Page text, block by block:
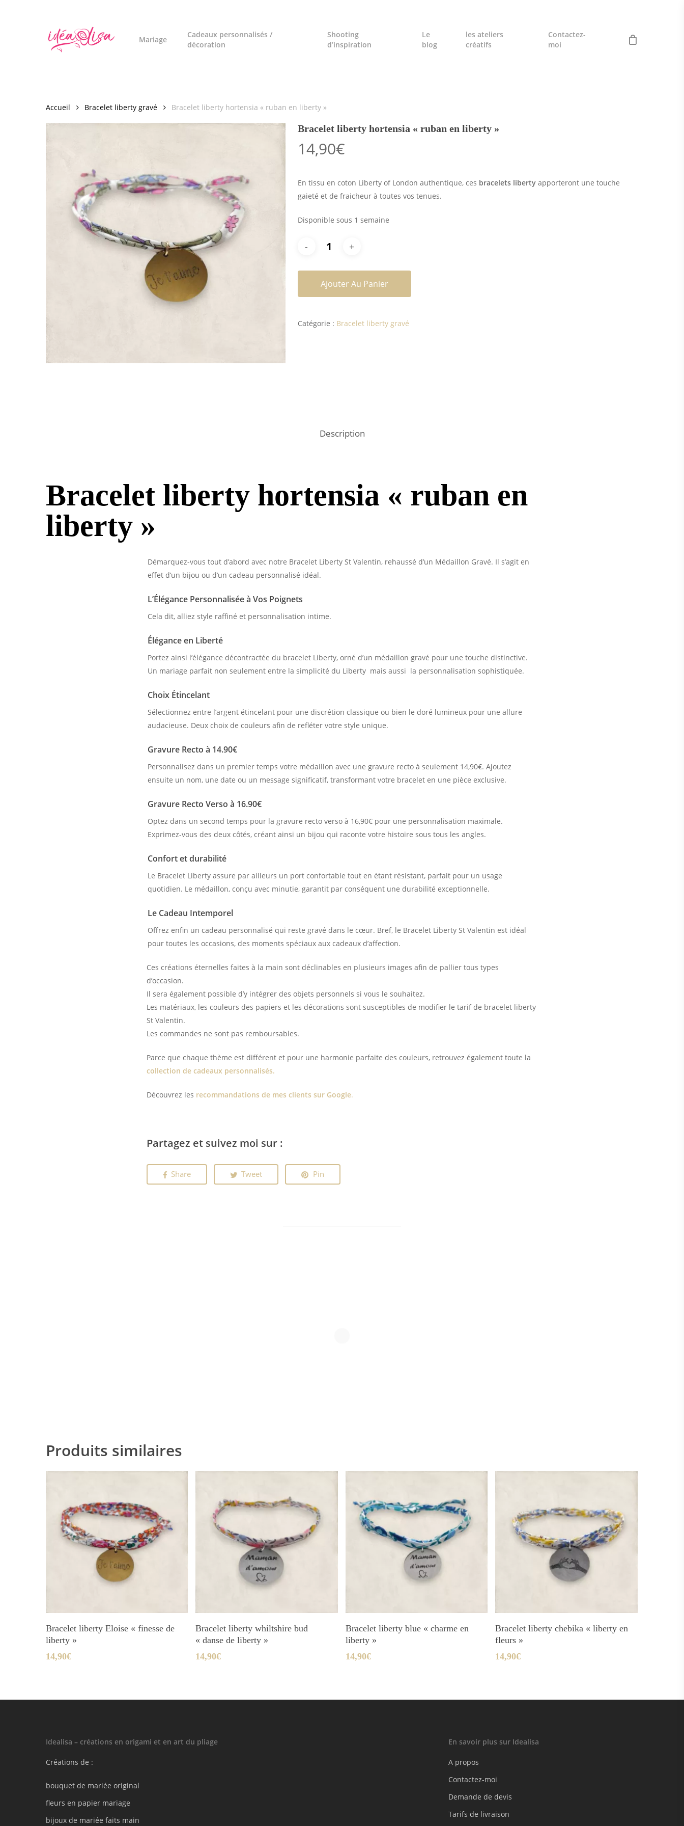
Mariage
Cadeaux personnalisés /
décoration
Shooting
d’inspiration
Le
blog
les ateliers
créatifs
Contactez-
moi
Accueil Bracelet liberty gravé Bracelet liberty hortensia « ruban en liberty »
Bracelet liberty hortensia « ruban en liberty »
14,90€
En tissu en coton Liberty of London authentique, ces bracelets liberty apporteront une touche
gaieté et de fraicheur à toutes vos tenues.
Disponible sous 1 semaine
Ajouter Au Panier
Catégorie : Bracelet liberty gravé
Description
Bracelet liberty hortensia « ruban en
liberty »
Démarquez-vous tout d’abord avec notre Bracelet Liberty St Valentin, rehaussé d’un Médaillon Gravé. Il s’agit en
effet d’un bijou ou d’un cadeau personnalisé idéal.
L’Élégance Personnalisée à Vos Poignets
Cela dit, alliez style raffiné et personnalisation intime.
Élégance en Liberté
Portez ainsi l’élégance décontractée du bracelet Liberty, orné d’un médaillon gravé pour une touche distinctive.
Un mariage parfait non seulement entre la simplicité du Liberty mais aussi la personnalisation sophistiquée.
Choix Étincelant
Sélectionnez entre l’argent étincelant pour une discrétion classique ou bien le doré lumineux pour une allure
audacieuse. Deux choix de couleurs afin de refléter votre style unique.
Gravure Recto à 14.90€
Personnalisez dans un premier temps votre médaillon avec une gravure recto à seulement 14,90€. Ajoutez
ensuite un nom, une date ou un message significatif, transformant votre bracelet en une pièce exclusive.
Gravure Recto Verso à 16.90€
Optez dans un second temps pour la gravure recto verso à 16,90€ pour une personnalisation maximale.
Exprimez-vous des deux côtés, créant ainsi un bijou qui raconte votre histoire sous tous les angles.
Confort et durabilité
Le Bracelet Liberty assure par ailleurs un port confortable tout en étant résistant, parfait pour un usage
quotidien. Le médaillon, conçu avec minutie, garantit par conséquent une durabilité exceptionnelle.
Le Cadeau Intemporel
Offrez enfin un cadeau personnalisé qui reste gravé dans le cœur. Bref, le Bracelet Liberty St Valentin est idéal
pour toutes les occasions, des moments spéciaux aux cadeaux d’affection.
Ces créations éternelles faites à la main sont déclinables en plusieurs images afin de pallier tous types
d’occasion.
Il sera également possible d’y intégrer des objets personnels si vous le souhaitez.
Les matériaux, les couleurs des papiers et les décorations sont susceptibles de modifier le tarif de bracelet liberty
St Valentin.
Les commandes ne sont pas remboursables.
Parce que chaque thème est différent et pour une harmonie parfaite des couleurs, retrouvez également toute la
collection de cadeaux personnalisés.
Découvrez les recommandations de mes clients sur Google.
Partagez et suivez moi sur :
Share Tweet Pin
Produits similaires
Ajouter Au Panier
Bracelet liberty Eloise « finesse de
liberty »
14,90€
Ajouter Au Panier
Bracelet liberty whiltshire bud
« danse de liberty »
14,90€
Ajouter Au Panier
Bracelet liberty blue « charme en
liberty »
14,90€
Ajouter Au Panier
Bracelet liberty chebika « liberty en
fleurs »
14,90€
Idealisa – créations en origami et en art du pliage
Créations de :
bouquet de mariée original
fleurs en papier mariage
bijoux de mariée faits main
En savoir plus sur Idealisa
A propos
Contactez-moi
Demande de devis
Tarifs de livraison